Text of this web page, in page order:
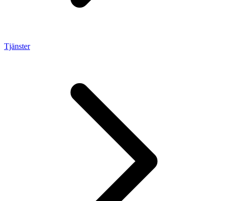
Tjänster